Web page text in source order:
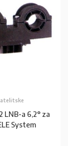
LNB-a 6,2° za
System